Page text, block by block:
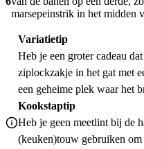
marsepeinstrik in het midden
Variatietip
Heb je een groter cadeau
ziplockzakje in het gat met
een geheime plek waar het
Kookstaptip
Heb je geen meetlint bij de
(keuken)touw gebruiken